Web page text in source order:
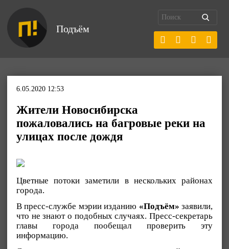
Подъём
6.05.2020 12:53
Жители Новосибирска
пожаловались на багровые реки на
улицах после дождя
Цветные потоки заметили в нескольких районах
города.
В пресс-службе мэрии изданию «Подъём» заявили,
что не знают о подобных случаях. Пресс-секретарь
главы города пообещал проверить эту
информацию.